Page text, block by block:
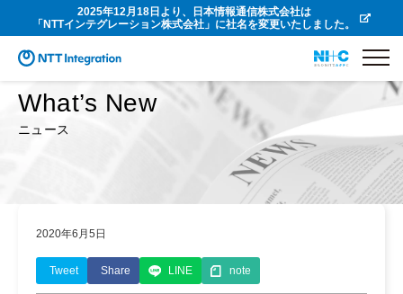
2025年12月18日より、日本情報通信株式会社は
「NTTインテグレーション株式会社」に社名を変更いたしました。
What’s New
ニュース
2020年6月5日
Tweet Share LINE note